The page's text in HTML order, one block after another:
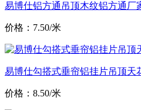
易博仕铝方通吊顶木纹铝方通厂
价格：7.50/米
易博仕勾搭式垂帘铝挂片吊顶天
价格：8.50/米